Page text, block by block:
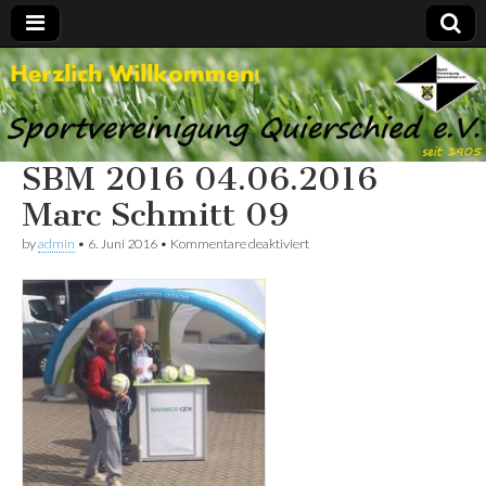
Spvgg.
Quierschied
Offizielle
Internetpräsenz
SBM 2016 04.06.2016
Marc Schmitt 09
byadmin • 6. Juni 2016 • Kommentare deaktiviertfür